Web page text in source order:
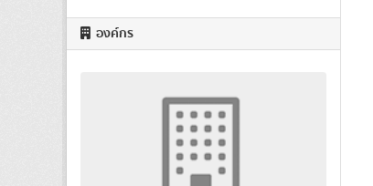
องค์กร